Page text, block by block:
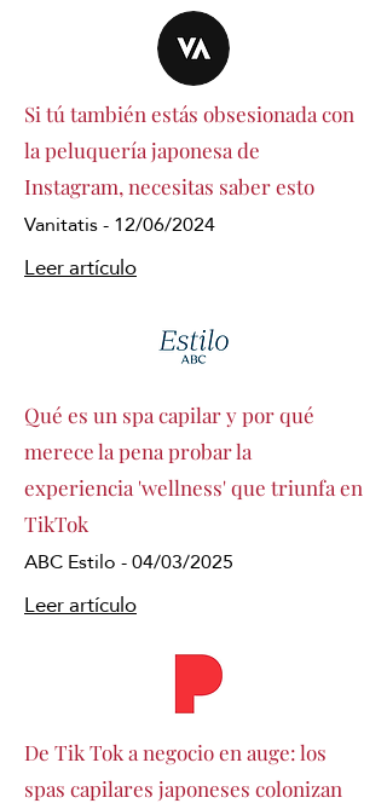
Si tú también estás obsesionada con
la peluquería japonesa de
Instagram, necesitas saber esto
Vanitatis - 12/06/2024
Leer artículo
Qué es un spa capilar y por qué
merece la pena probar la
experiencia 'wellness' que triunfa en
TikTok
ABC Estilo - 04/03/2025
Leer artículo
De Tik Tok a negocio en auge: los
spas capilares japoneses colonizan